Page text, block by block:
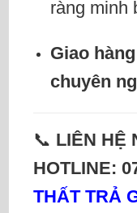
ràng minh
Giao
chuyên
📞 LIÊN HỆ
HOTLINE:
THẤT TRẢ